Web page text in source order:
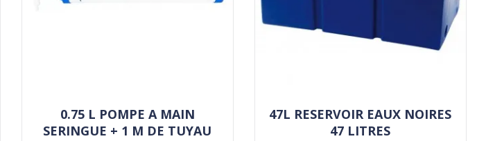
0.75 L POMPE A MAIN
SERINGUE + 1 M DE TUYAU
47L RESERVOIR EAUX NOIRES
47 LITRES